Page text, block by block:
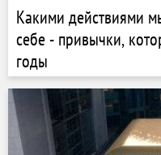
Какими действиями
себе - привычки,
годы